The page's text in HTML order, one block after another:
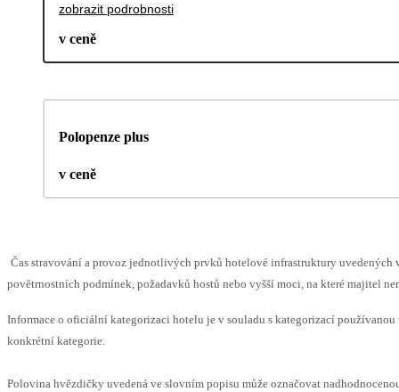
zobrazit podrobnosti
v ceně
Polopenze plus
v ceně
Čas stravování a provoz jednotlivých prvků hotelové infrastruktury uvedených
povětrnostních podmínek, požadavků hostů nebo vyšší moci, na které majitel
Informace o oficiální kategorizaci hotelu je v souladu s kategorizací
konkrétní kategorie.
Polovina hvězdičky uvedená ve slovním popisu může označovat